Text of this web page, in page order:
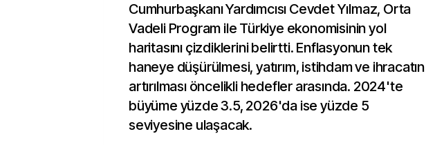
Cumhurbaşkanı Yardımcısı Cevdet Yılmaz, Orta
Vadeli Program ile Türkiye ekonomisinin yol
haritasını çizdiklerini belirtti. Enflasyonun tek
haneye düşürülmesi, yatırım, istihdam ve ihracatın
artırılması öncelikli hedefler arasında. 2024'te
büyüme yüzde 3.5, 2026'da ise yüzde 5
seviyesine ulaşacak.